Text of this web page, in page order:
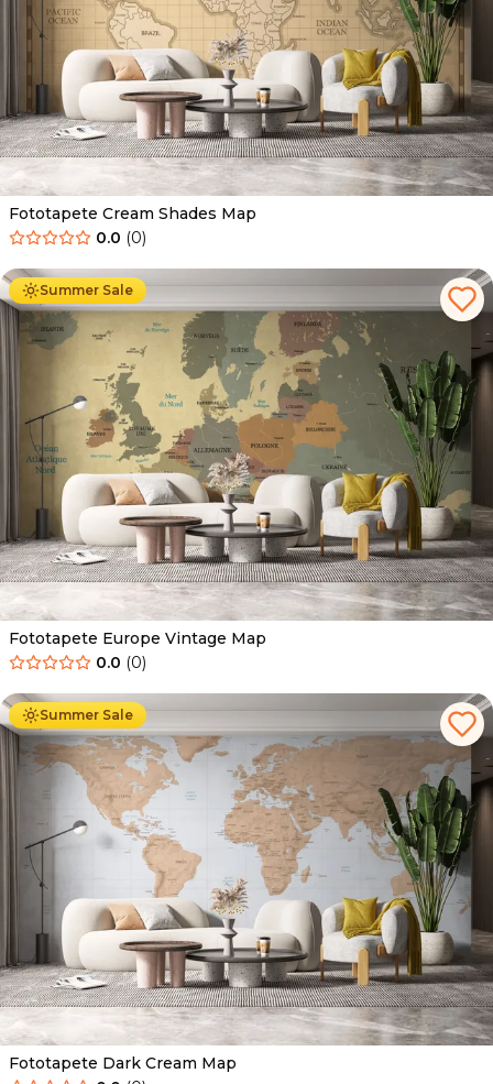
Fototapete Cream Shades Map
0.0 (0)
Summer Sale
Ab 34.90 € 19.90
Fototapete Europe Vintage Map
0.0 (0)
Summer Sale
Ab 34.90 € 19.90
Fototapete Dark Cream Map